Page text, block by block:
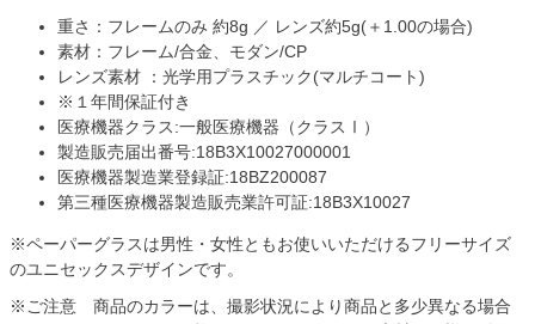
重さ：フレームのみ 約8g ／ レンズ約5g(＋1.00の場合)
素材：フレーム/合金、モダン/CP
レンズ素材 ：光学用プラスチック(マルチコート)
※１年間保証付き
医療機器クラス:一般医療機器（クラスⅠ）
製造販売届出番号:18B3X10027000001
医療機器製造業登録証:18BZ200087
第三種医療機器製造販売業許可証:18B3X10027
※ペーパーグラスは男性・女性ともお使いいただけるフリーサイズ
のユニセックスデザインです。
※ご注意 商品のカラーは、撮影状況により商品と多少異なる場合